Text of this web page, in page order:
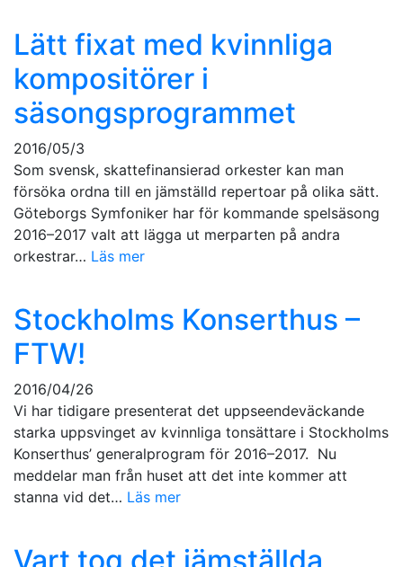
Lätt fixat med kvinnliga
kompositörer i
säsongsprogrammet
2016/05/3
Som svensk, skattefinansierad orkester kan man
försöka ordna till en jämställd repertoar på olika sätt.
Göteborgs Symfoniker har för kommande spelsäsong
2016–2017 valt att lägga ut merparten på andra
orkestrar… Läs mer
Stockholms Konserthus –
FTW!
2016/04/26
Vi har tidigare presenterat det uppseendeväckande
starka uppsvinget av kvinnliga tonsättare i Stockholms
Konserthus’ generalprogram för 2016–2017. Nu
meddelar man från huset att det inte kommer att
stanna vid det… Läs mer